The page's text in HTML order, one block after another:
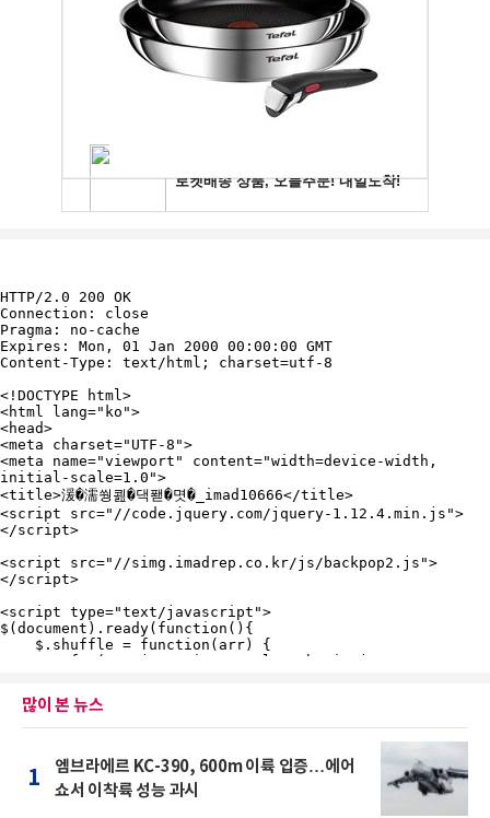
많이 본 뉴스
1
엠브라에르 KC-390, 600m 이륙 입증…에어
쇼서 이착륙 성능 과시